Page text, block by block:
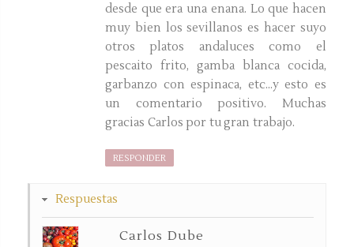
desde que era una enana. Lo que hacen
muy bien los sevillanos es hacer suyo
otros platos andaluces como el
pescaito frito, gamba blanca cocida,
garbanzo con espinaca, etc...y esto es
un comentario positivo. Muchas
gracias Carlos por tu gran trabajo.
RESPONDER
Respuestas
Carlos Dube